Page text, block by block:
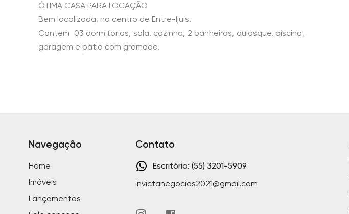
ÓTIMA CASA PARA LOCAÇÃO
Bem localizada, no centro de Entre-Ijuis.
Contem 03 dormitórios, sala, cozinha, 2 banheiros, quiosque, piscina,
garagem e pátio com gramado.
Navegação
Home
Imóveis
Lançamentos
Contato
Escritório: (55) 3201-5909
invictanegocios2021@gmail.com